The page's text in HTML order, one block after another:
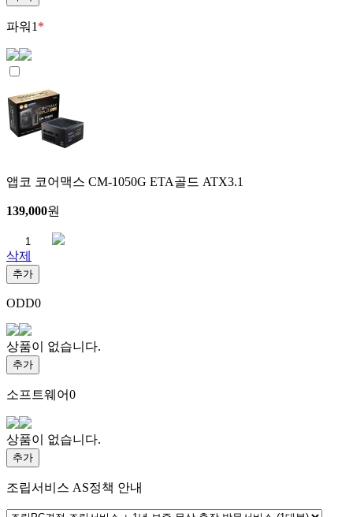
파워 1 *
앱코 코어맥스 CM-1050G ETA골드 ATX3.1
139,000원
삭제
추가
ODD0
상품이 없습니다.
추가
소프트웨어0
상품이 없습니다.
추가
조립서비스 AS정책 안내